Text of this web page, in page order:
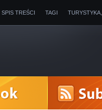
SPIS TREŚCI TAGI